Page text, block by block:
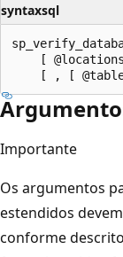
syntaxsql
[
Importante
Os argumentos
estendidos
conforme